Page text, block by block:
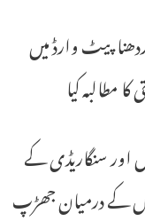
پیٹ وارڈ میں
مطالبہ کیا
اور سنگاریڈی کے
کے درمیان جھڑپ